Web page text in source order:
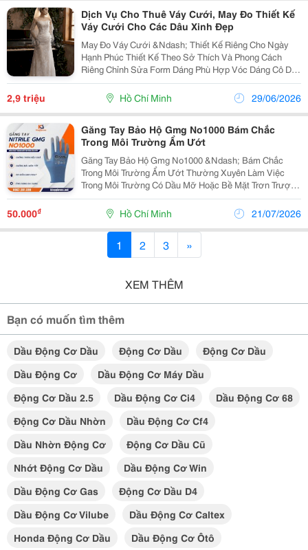
Dịch Vụ Cho Thuê Váy Cưới, May Đo Thiết Kế
Váy Cưới Cho Các Dâu Xinh Đẹp
May Đo Váy Cưới &Ndash; Thiết Kế Riêng Cho Ngày
Hạnh Phúc Thiết Kế Theo Sở Thích Và Phong Cách
Riêng Chỉnh Sửa Form Dáng Phù Hợp Vóc Dáng Cô Dâu
Tư Vấn Tận Tình Từ Ý Tưởng Đến Hoàn Thiện Dù Nàng
Yêu Thích Phong Cách Công Chúa Nhẹ Nhàng, Sang...
2,9 triệu Hồ Chí Minh 29/06/2026
Găng Tay Bảo Hộ Gmg No1000 Bám Chắc
Trong Môi Trường Ẩm Ướt
Găng Tay Bảo Hộ Gmg No1000 &Ndash; Bám Chắc
Trong Môi Trường Ẩm Ướt Thường Xuyên Làm Việc
Trong Môi Trường Có Dầu Mỡ Hoặc Bề Mặt Trơn Trượt?
Gmg No1000 Giúp Tăng Độ Bám Khi Cầm Nắm, Bảo Vệ
Đôi Tay Và Hỗ Trợ Thao Tác An Toàn, Hiệu Quả Hơn. Ưu
Điểm...
50.000₫ Hồ Chí Minh 21/07/2026
1 2 3 »
XEM THÊM
Bạn có muốn tìm thêm
Dầu Động Cơ Dầu Động Cơ Dầu
Động Cơ Dầu
Dầu Động Cơ
Dầu Động Cơ Máy Dầu
Động Cơ Dầu 2.5
Dầu Động Cơ Ci4
Dầu Động Cơ 68
Động Cơ Dầu Nhờn
Dầu Động Cơ Cf4
Dầu Nhờn Động Cơ
Động Cơ Dầu Cũ
Nhớt Động Cơ Dầu
Dầu Động Cơ Win
Dầu Động Cơ Gas
Động Cơ Dầu D4
Dầu Động Cơ Vilube
Dầu Động Cơ Caltex
Honda Động Cơ Dầu
Dầu Động Cơ Ôtô